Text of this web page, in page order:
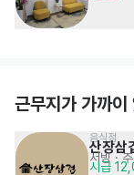
근무지가 가까이
음식점
산장삼
서빙·
시급